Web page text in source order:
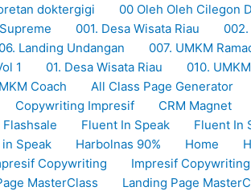
doktergigi 00 Oleh Oleh Cilegon
001. Desa Wisata Riau
Landing Undangan 007. UMKM
1
01. Desa Wisata Riau 010.
Coach
All Class Page Generator
Copywriting Impresif CRM Magnet
Flashsale Fluent In Speak Fluent In
Speak
Harbolnas 90% Home
Copywriting Impresif
MasterClass Landing Page